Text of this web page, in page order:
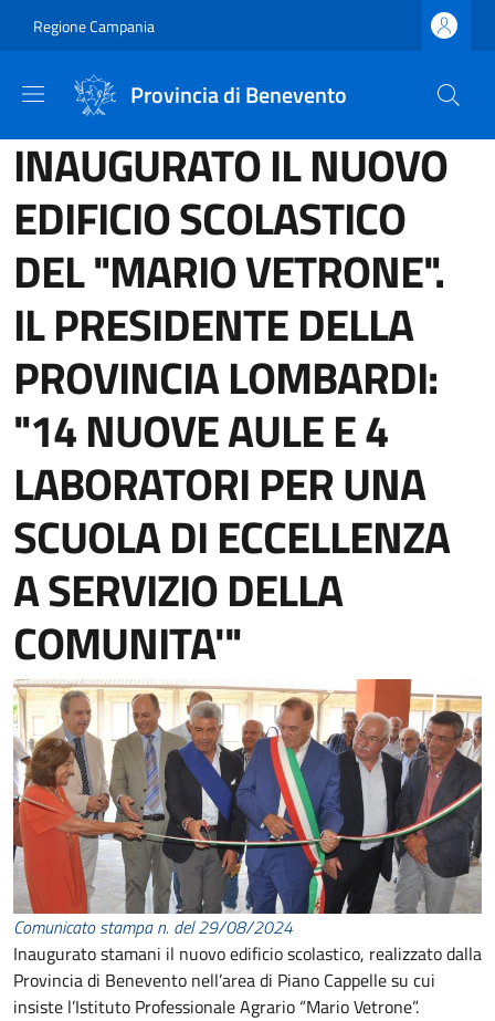
Regione Campania
Provincia di Benevento
INAUGURATO IL NUOVO
EDIFICIO SCOLASTICO
DEL "MARIO VETRONE".
IL PRESIDENTE DELLA
PROVINCIA LOMBARDI:
"14 NUOVE AULE E 4
LABORATORI PER UNA
SCUOLA DI ECCELLENZA
A SERVIZIO DELLA
COMUNITA'"
Comunicato stampa n. del 29/08/2024
Inaugurato stamani il nuovo edificio scolastico, realizzato dalla
Provincia di Benevento nell’area di Piano Cappelle su cui
insiste l’Istituto Professionale Agrario “Mario Vetrone”.